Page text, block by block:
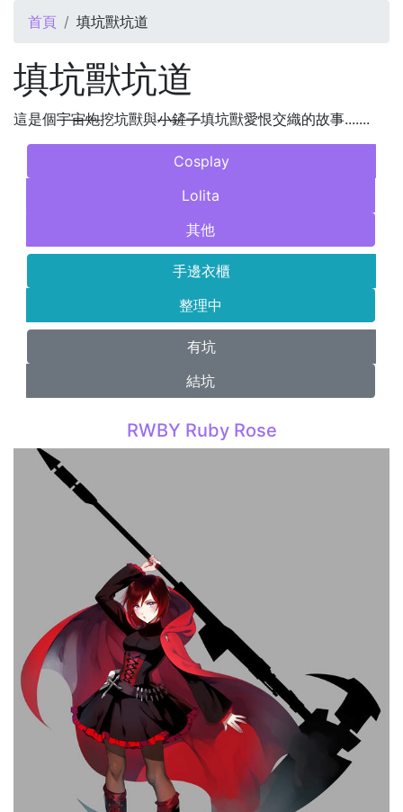
您在這裡
首頁 填坑獸坑道
填坑獸坑道
這是個宇宙炮挖坑獸與小鏟子填坑獸愛恨交織的故事.......
Cosplay
Lolita
其他
手邊衣櫃
整理中
有坑
結坑
RWBY Ruby Rose